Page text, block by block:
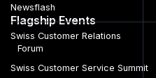
Newsflash
Flagship Events
Swiss Customer Relations
Forum
Swiss Customer Service Summit